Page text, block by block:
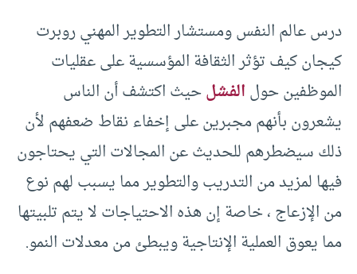
درس عالم النفس ومستشار التطوير المهني روبرت
كيجان كيف تؤثر الثقافة المؤسسية على عقليات
الموظفين حولالفشلحيث اكتشف أن الناس
يشعرون بأنهم مجبرين على إخفاء نقاط ضعفهم لأن
ذلك سيضطرهم للحديث عن المجالات التي يحتاجون
فيها لمزيد من التدريب والتطوير مما يسبب لهم نوع
من الإزعاج ، خاصة إن هذه الاحتياجات لا يتم تلبيتها
مما يعوق العملية الإنتاجية ويبطئ من معدلات النمو.